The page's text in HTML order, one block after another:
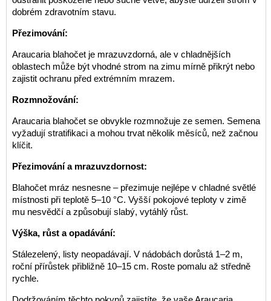
dobrém zdravotním stavu.
Přezimování:
Araucaria blahočet je mrazuvzdorná, ale v chladnějších
oblastech může být vhodné strom na zimu mírně přikrýt nebo
zajistit ochranu před extrémním mrazem.
Rozmnožování:
Araucaria blahočet se obvykle rozmnožuje ze semen. Semena
vyžadují stratifikaci a mohou trvat několik měsíců, než začnou
klíčit.
Přezimování a mrazuvzdornost:
Blahočet mráz nesnesne – přezimuje nejlépe v chladné světlé
místnosti při teplotě 5–10 °C. Vyšší pokojové teploty v zimě
mu nesvědčí a způsobují slabý, vytáhlý růst.
Výška, růst a opadávání:
Stálezelený, listy neopadávají. V nádobách dorůstá 1–2 m,
roční přírůstek přibližně 10–15 cm. Roste pomalu až středně
rychle.